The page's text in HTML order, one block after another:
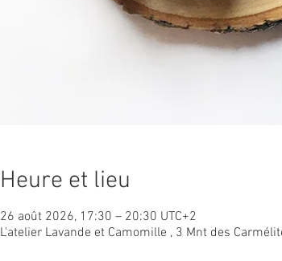
Heure et lieu
26 août 2026, 17:30 – 20:30 UTC+2
L'atelier Lavande et Camomille , 3 Mnt des